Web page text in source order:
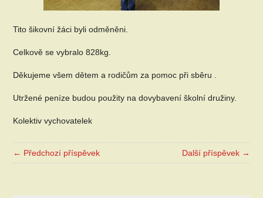
Tito šikovní žáci byli odměněni.
Celkově se vybralo 828kg.
Děkujeme všem dětem a rodičům za pomoc při sběru .
Utržené peníze budou použity na dovybavení školní družiny.
Kolektiv vychovatelek
← Předchozí příspěvek Další příspěvek →